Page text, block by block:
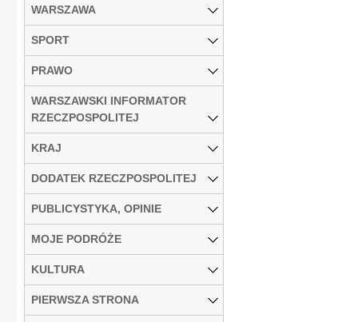
WARSZAWA
SPORT
PRAWO
WARSZAWSKI INFORMATOR
RZECZPOSPOLITEJ
KRAJ
DODATEK RZECZPOSPOLITEJ
PUBLICYSTYKA, OPINIE
MOJE PODRÓŻE
KULTURA
PIERWSZA STRONA